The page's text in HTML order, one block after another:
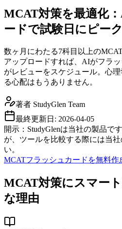
MCAT対策を最適化
ードで試験日にピーク
数ヶ月にわたる7科目以上の
アップロードすれば、AIがフラ
がレビューをスケジュール。心
る心配はもうありません。
著者 StudyGlen Team
最終更新日: 2026-04-05
開示：StudyGlenは当社の製品で
が、ツールを比較する際には当
い。
MCATフラッシュカードを無料作
MCAT対策にスマー
な理由